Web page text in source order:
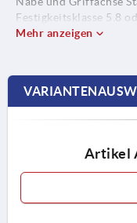
Festigkeitsklasse 5.8
Edelstahl 1.4404.
Mehr anzeigen
Artikel